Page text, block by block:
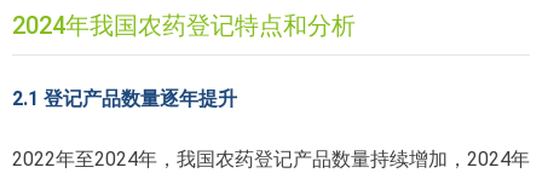
2024年我国农药登记特点和分析
2.1 登记产品数量逐年提升
2022年至2024年，我国农药登记产品数量持续增加，2024年